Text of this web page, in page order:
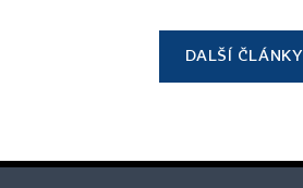
DALŠÍ ČLÁNKY